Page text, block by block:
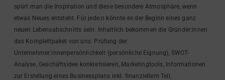
spürt man die Inspiration und diese besondere Atmosphäre, wenn
etwas Neues entsteht. Für jede:n könnte es der Beginn eines ganz
neuen Lebensabschnitts sein. Inhaltlich bekommen die Gründer:innen
das Komplettpaket von uns. Prüfung der
Unternehmer:innenpersönlichkeit (persönliche Eignung), SWOT-
Analyse, Geschäftsidee konkretisieren, Marketingtools, Informationen
zur Erstellung eines Businessplans inkl. finanziellem Teil,